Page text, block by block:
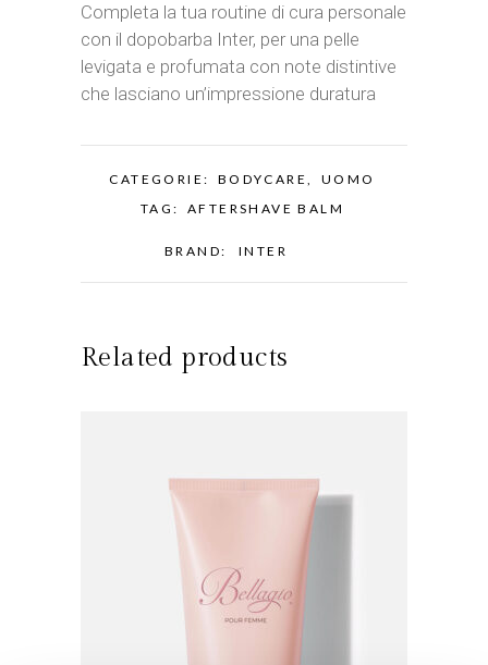
Completa la tua routine di cura personale
con il dopobarba Inter, per una pelle
levigata e profumata con note distintive
che lasciano un’impressione duratura
CATEGORIE: BODYCARE,
UOMO
TAG:
AFTERSHAVE BALM
BRAND: INTER
Related products